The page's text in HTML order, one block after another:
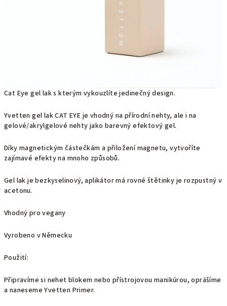
Cat Eye gel lak s kterým vykouzlíte jedinečný design.
Yvetten gel lak CAT EYE je vhodný na přírodní nehty, ale i na
gelové/akrylgelové nehty jako barevný efektový gel.
Díky magnetickým částečkám a přiložení magnetu, vytvoříte
zajímavé efekty na mnoho způsobů.
Gel lak je bezkyselinový, aplikátor má rovné štětinky je rozpustný v
acetonu.
Vhodný pro vegany
Vyrobeno v Německu
Použití:
Připravíme si nehet blokem nebo přístrojovou manikúrou, oprášíme
a naneseme Yvetten Primer.